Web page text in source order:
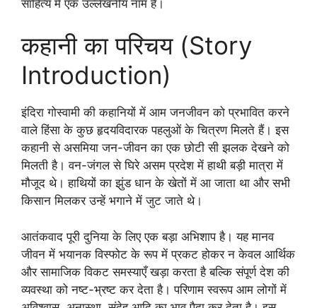
साहित्य में एक उल्लेखनीय नाम है।
कहानी का परिचय (Story
Introduction)
इंदिरा गोस्वामी की कहानियों में आम जनजीवन को प्रभावित करने
वाले हिंसा के कुछ हृदयविदारक पहलुओं के चित्रण मिलते हैं। इस
कहानी से असमिया जन-जीवन का एक छोटी सी झलक देखने को
मिलती है। वन-जंगल से घिरे असम प्रदेश में हाथी बड़ी मात्रा में
मौजूद थे। हाथियों का झुंड धान के खेतों में आ जाता था और सभी
किसान मिलकर उन्हें भगाने में जुट जाते थे।
आतंकवाद पूरी दुनिया के लिए एक बड़ा अभिशाप है। यह मानव
जीवन में भयानक विस्फोट के रूप में प्रकट होकर न केवल आर्थिक
और सामाजिक विकट समस्याएँ खड़ा करता है बल्कि संपूर्ण देश की
व्यवस्था को नष्ट-भ्रष्ट कर देता है। परिणाम स्वरूप आम लोगों में